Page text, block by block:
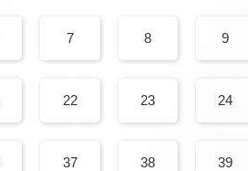
7 8 9
22 23 24
37 38 39